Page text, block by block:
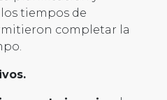
tiempos de
completar la